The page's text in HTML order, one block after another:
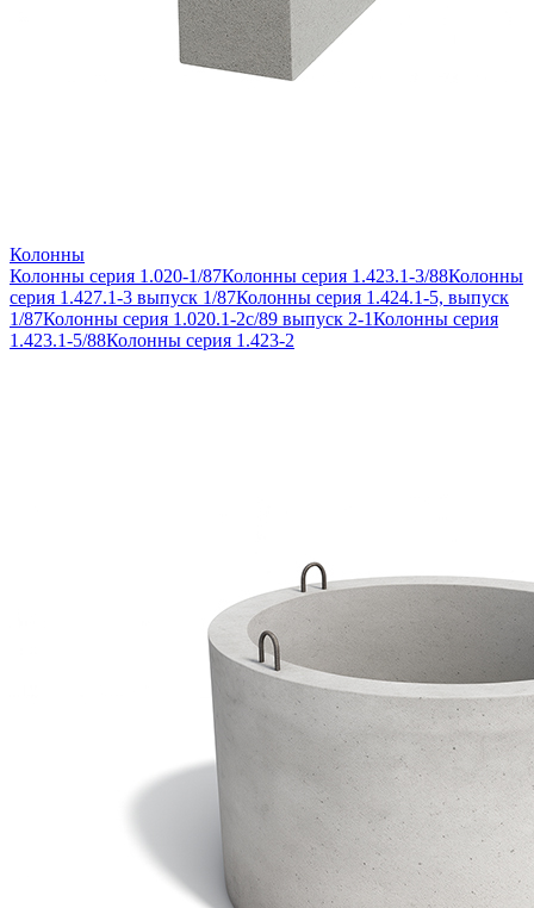
Колонны
Колонны серия 1.020-1/87Колонны серия 1.423.1-3/88Колонны
серия 1.427.1-3 выпуск 1/87Колонны серия 1.424.1-5, выпуск
1/87Колонны серия 1.020.1-2с/89 выпуск 2-1Колонны серия
1.423.1-5/88Колонны серия 1.423-2